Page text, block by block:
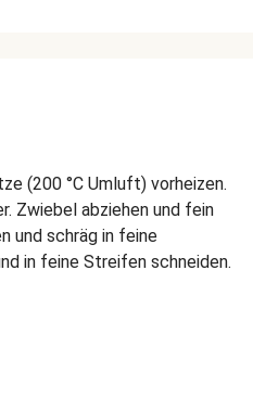
(200 °C Umluft) vorheizen.
Zwiebel abziehen und fein
und schräg in feine
in feine Streifen schneiden.